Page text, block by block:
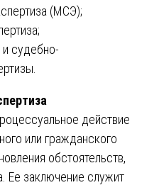
(МСЭ);
судебно-
действие
или гражданского
обстоятельств,
Ее заключение служит